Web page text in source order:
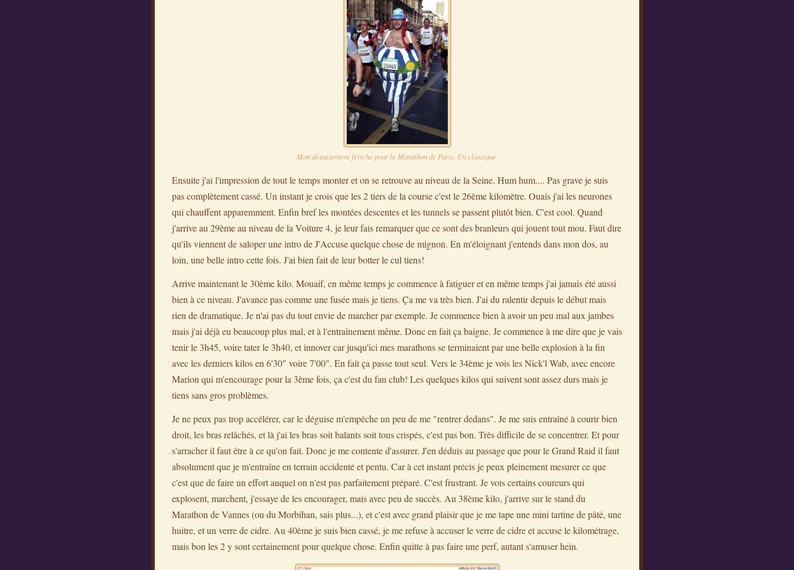
Mon déguisement fétiche pour le Marathon de Paris. Un classique.
Ensuite j'ai l'impression de tout le temps monter et on se retrouve au niveau de la Seine. Hum hum.... Pas grave je suis
pas complètement cassé. Un instant je crois que les 2 tiers de la course c'est le 26ème kilomètre. Ouais j'ai les neurones
qui chauffent apparemment. Enfin bref les montées descentes et les tunnels se passent plutôt bien. C'est cool. Quand
j'arrive au 29ème au niveau de la Voiture 4, je leur fais remarquer que ce sont des branleurs qui jouent tout mou. Faut dire
qu'ils viennent de saloper une intro de J'Accuse quelque chose de mignon. En m'éloignant j'entends dans mon dos, au
loin, une belle intro cette fois. J'ai bien fait de leur botter le cul tiens!
Arrive maintenant le 30ème kilo. Mouaif, en même temps je commence à fatiguer et en même temps j'ai jamais été aussi
bien à ce niveau. J'avance pas comme une fusée mais je tiens. Ça me va très bien. J'ai du ralentir depuis le début mais
rien de dramatique. Je n'ai pas du tout envie de marcher par exemple. Je commence bien à avoir un peu mal aux jambes
mais j'ai déjà eu beaucoup plus mal, et à l'entraînement même. Donc en fait ça baigne. Je commence à me dire que je vais
tenir le 3h45, voire tater le 3h40, et innover car jusqu'ici mes marathons se terminaient par une belle explosion à la fin
avec les derniers kilos en 6'30" voire 7'00". En fait ça passe tout seul. Vers le 34ème je vois les Nick'l Wab, avec encore
Marion qui m'encourage pour la 3ème fois, ça c'est du fan club! Les quelques kilos qui suivent sont assez durs mais je
tiens sans gros problèmes.
Je ne peux pas trop accélérer, car le déguise m'empêche un peu de me "rentrer dedans". Je me suis entraîné à courir bien
droit, les bras relâchés, et là j'ai les bras soit balants soit tous crispés, c'est pas bon. Très difficile de se concentrer. Et pour
s'arracher il faut être à ce qu'on fait. Donc je me contente d'assurer. J'en déduis au passage que pour le Grand Raid il faut
absolument que je m'entraîne en terrain accidenté et pentu. Car à cet instant précis je peux pleinement mesurer ce que
c'est que de faire un effort auquel on n'est pas parfaitement préparé. C'est frustrant. Je vois certains coureurs qui
explosent, marchent, j'essaye de les encourager, mais avec peu de succès. Au 38ème kilo, j'arrive sur le stand du
Marathon de Vannes (ou du Morbihan, sais plus...), et c'est avec grand plaisir que je me tape une mini tartine de pâté, une
huitre, et un verre de cidre. Au 40ème je suis bien cassé, je me refuse à accuser le verre de cidre et accuse le kilométrage,
mais bon les 2 y sont certainement pour quelque chose. Enfin quitte à pas faire une perf, autant s'amuser hein.